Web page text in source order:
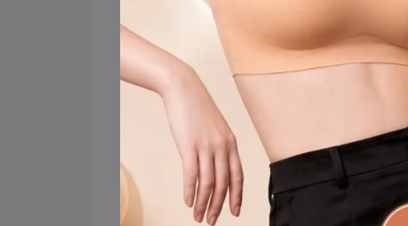
棉麻穿搭
時尚穿搭分享
穿搭顯瘦技巧
夏日女裝
韓國服飾推薦
百褶洋裝
修身洋裝
涼感洋裝
夏天洋裝推薦
30歲穿搭